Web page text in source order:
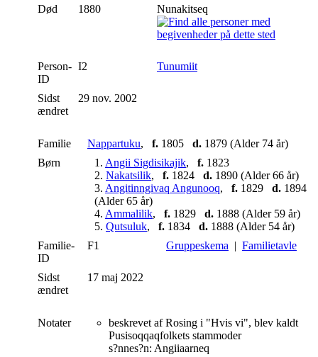
Død
1880 Nunakitseq
Person-
ID
I2 Tunumiit
Sidst
ændret
29 nov. 2002
Familie Nappartuku, f. 1805 d. 1879 (Alder 74 år)
Børn
1. Angii Sigdisikajik, f. 1823
2. Nakatsilik, f. 1824 d. 1890 (Alder 66 år)
3. Angitinngivaq Angunooq, f. 1829 d. 1894
(Alder 65 år)
4. Ammalilik, f. 1829 d. 1888 (Alder 59 år)
5. Qutsuluk, f. 1834 d. 1888 (Alder 54 år)
Familie-
ID
F1 Gruppeskema | Familietavle
Sidst
ændret
17 maj 2022
Notater
beskrevet af Rosing i "Hvis vi", blev kaldt
Pusisoqqaqfolkets stammoder
s?nnes?n: Angiiaarneq